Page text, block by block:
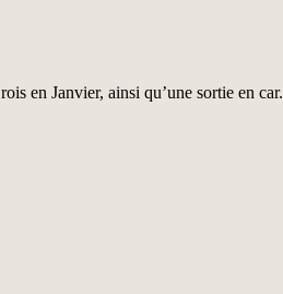
en Janvier, ainsi qu’une sortie en car.